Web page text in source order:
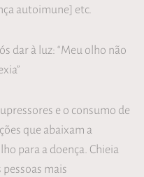
autoimune] etc.
dar à luz: “Meu olho não
e o consumo de
que abaixam a
para a doença. Chieia
mais